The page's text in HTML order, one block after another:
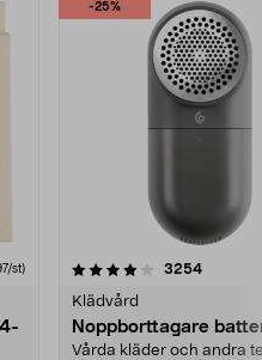
st)
-25%
3254
Klädvård
Noppborttagare
Vårda kläder och andra
4.5av 5 stjärnor